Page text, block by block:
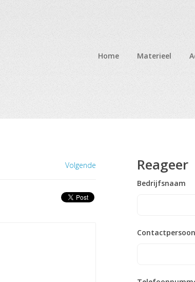
Home Materieel
Volgende Reageer
Bedrijfsnaam